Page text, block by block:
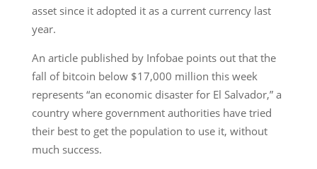
asset since it adopted it as a current currency last
year.
An article published by Infobae points out that the
fall of bitcoin below $17,000 million this week
represents “an economic disaster for El Salvador,” a
country where government authorities have tried
their best to get the population to use it, without
much success.